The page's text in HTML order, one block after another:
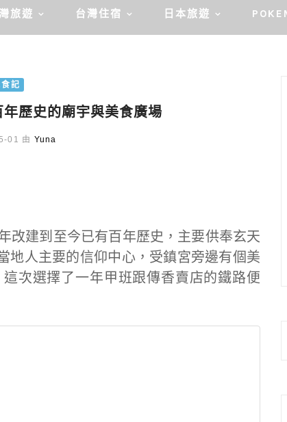
旅遊 台灣住宿 日本旅遊
記
年歷史的廟宇與美食廣場
01 由 Yuna
改建到至今已有百年歷史，主要供奉玄天
地人主要的信仰中心，受鎮宮旁邊有個美
次選擇了一年甲班跟傳香賣店的鐵路便